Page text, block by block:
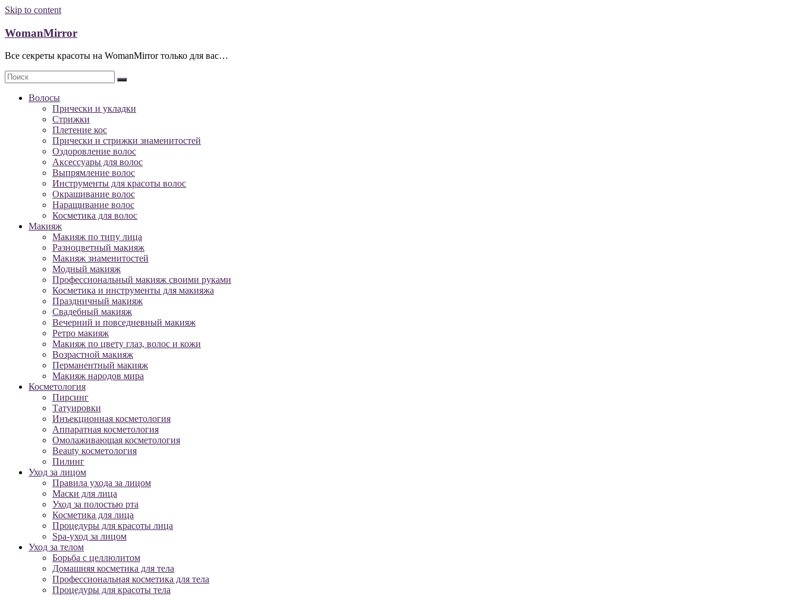
Skip to content
WomanMirror
Все секреты красоты на WomanMirror только для вас…
Волосы
Прически и укладки
Стрижки
Плетение кос
Прически и стрижки знаменитостей
Оздоровление волос
Аксессуары для волос
Выпрямление волос
Инструменты для красоты волос
Окрашивание волос
Наращивание волос
Косметика для волос
Макияж
Макияж по типу лица
Разноцветный макияж
Макияж знаменитостей
Модный макияж
Профессиональный макияж своими руками
Косметика и инструменты для макияжа
Праздничный макияж
Свадебный макияж
Вечерний и повседневный макияж
Ретро макияж
Макияж по цвету глаз, волос и кожи
Возрастной макияж
Перманентный макияж
Макияж народов мира
Косметология
Пирсинг
Татуировки
Инъекционная косметология
Аппаратная косметология
Омолаживающая косметология
Beauty косметология
Пилинг
Уход за лицом
Правила ухода за лицом
Маски для лица
Уход за полостью рта
Косметика для лица
Процедуры для красоты лица
Spa-уход за лицом
Уход за телом
Борьба с целлюлитом
Домашняя косметика для тела
Профессиональная косметика для тела
Процедуры для красоты тела